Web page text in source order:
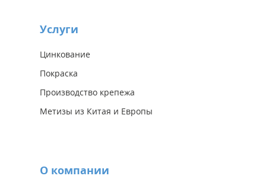
Услуги
Цинкование
Покраска
Производство крепежа
Метизы из Китая и Европы
О компании